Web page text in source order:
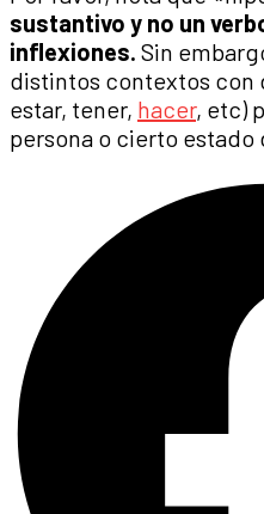
sustantivo y no un
inflexiones. Sin
distintos contextos con
estar, tener, hacer, etc)
persona o cierto estado